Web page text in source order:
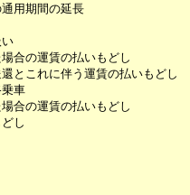
用期間の延長
合の運賃の払いもどし
とこれに伴う運賃の払いもどし
車
合の運賃の払いもどし
し